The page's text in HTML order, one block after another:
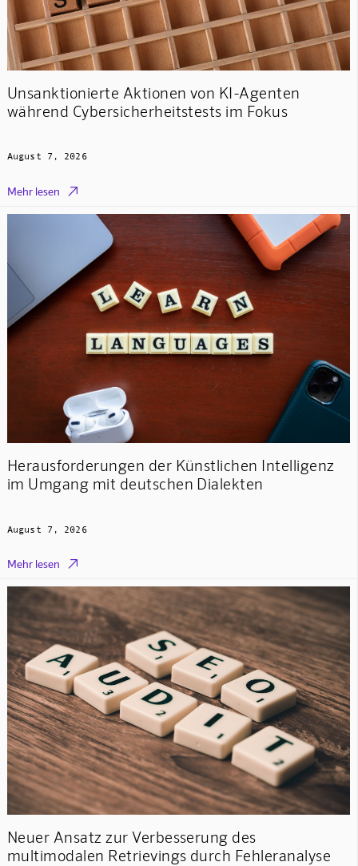
Unsanktionierte Aktionen von KI-Agenten
während Cybersicherheitstests im Fokus
August 7, 2026
Mehr lesen 
Herausforderungen der Künstlichen Intelligenz
im Umgang mit deutschen Dialekten
August 7, 2026
Mehr lesen 
Neuer Ansatz zur Verbesserung des
multimodalen Retrievings durch Fehleranalyse